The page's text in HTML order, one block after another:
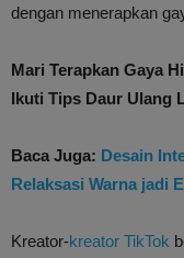
dengan menerapkan
Mari Terapkan Gaya
Ikuti Tips Daur Ulang
Baca Juga: Desain
Relaksasi Warna jadi
Kreator-kreator TikTok